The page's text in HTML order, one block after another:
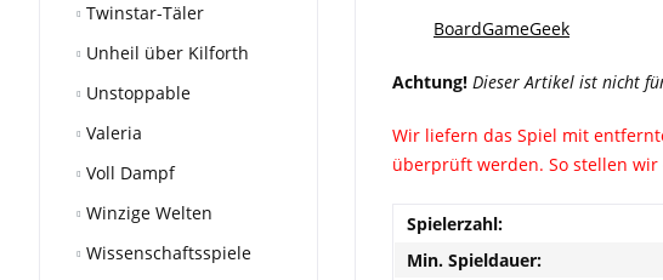
Twinstar-Täler
Unheil über Kilforth
Unstoppable
Valeria
Voll Dampf
Winzige Welten
Wissenschaftsspiele
BoardGameGeek
Achtung! Dieser Artikel ist nicht
Wir liefern das Spiel mit
überprüft werden. So stellen wir
Spielerzahl:
Min. Spieldauer: